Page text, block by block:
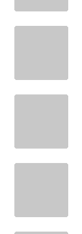
WAHANA
SELEB
HEALTH